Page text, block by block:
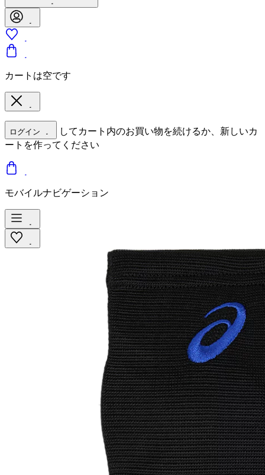
カートは空です
ログイン
してカート内のお買い物を続けるか、新しいカ
ートを作ってください
モバイルナビゲーション